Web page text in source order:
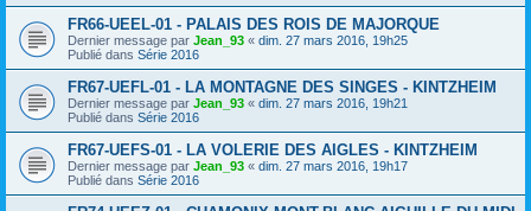
FR66-UEEL-01 - PALAIS DES ROIS DE MAJORQUE
Dernier message par Jean_93 « dim. 27 mars 2016, 19h25
Publié dans Série 2016
FR67-UEFL-01 - LA MONTAGNE DES SINGES - KINTZHEIM
Dernier message par Jean_93 « dim. 27 mars 2016, 19h21
Publié dans Série 2016
FR67-UEFS-01 - LA VOLERIE DES AIGLES - KINTZHEIM
Dernier message par Jean_93 « dim. 27 mars 2016, 19h17
Publié dans Série 2016